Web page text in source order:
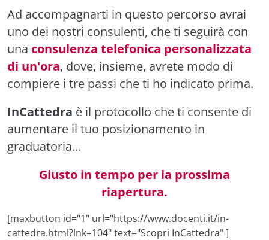
Ad accompagnarti in questo percorso avrai
uno dei nostri consulenti, che ti seguirà con
una consulenza telefonica personalizzata
di un'ora, dove, insieme, avrete modo di
compiere i tre passi che ti ho indicato prima.
InCattedra è il protocollo che ti consente di
aumentare il tuo posizionamento in
graduatoria...
Giusto in tempo per la prossima
riapertura.
[maxbutton id="1" url="https://www.docenti.it/in-
cattedra.html?lnk=104" text="Scopri InCattedra" ]